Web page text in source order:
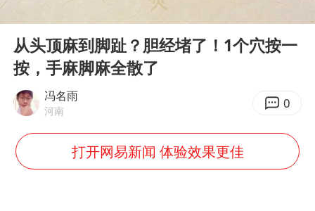
名创优品回应女子吐槽内裤质量差
出口禁令驱动有色板块大涨
Play
从头顶麻到脚趾？胆经堵了！1个穴按一
按，手麻脚麻全散了
冯名雨
河南 0
打开网易新闻 体验效果更佳